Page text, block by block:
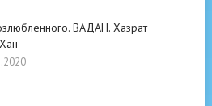
ВАДАН. Хазрат